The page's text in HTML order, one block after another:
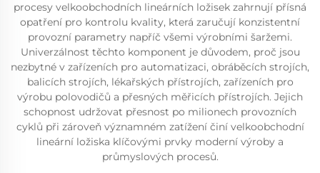
procesy velkoobchodních lineárních ložisek zahrnují přísná
opatření pro kontrolu kvality, která zaručují konzistentní
provozní parametry napříč všemi výrobními šaržemi.
Univerzálnost těchto komponent je důvodem, proč jsou
nezbytné v zařízeních pro automatizaci, obráběcích strojích,
balicích strojích, lékařských přístrojích, zařízeních pro
výrobu polovodičů a přesných měřicích přístrojích. Jejich
schopnost udržovat přesnost po milionech provozních
cyklů při zároveň významném zatížení činí velkoobchodní
lineární ložiska klíčovými prvky moderní výroby a
průmyslových procesů.